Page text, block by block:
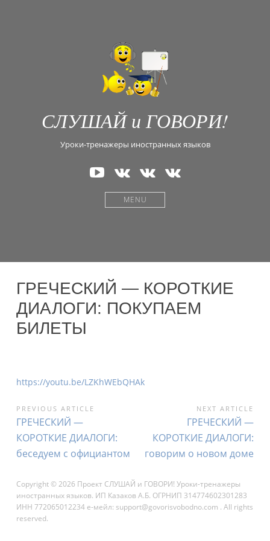
СЛУШАЙ и ГОВОРИ!
Уроки-тренажеры иностранных языков
Наш
канал
на
YouTube
В
Контакте
—
Английский
В
Контакте
—
Испанский
В
Контакте
MENU
ГРЕЧЕСКИЙ — КОРОТКИЕ
ДИАЛОГИ: ПОКУПАЕМ
БИЛЕТЫ
https://youtu.be/LZKhWEbQHAk
НАВИГАЦИЯ
ПО
ЗАПИСЯМ
PREVIOUS ARTICLE
Previous
Article:
ГРЕЧЕСКИЙ —
КОРОТКИЕ ДИАЛОГИ:
беседуем с официантом
NEXT ARTICLE
Next
Article:
ГРЕЧЕСКИЙ —
КОРОТКИЕ ДИАЛОГИ:
говорим о новом доме
Copyright © 2026 Проект СЛУШАЙ и ГОВОРИ! Уроки-тренажеры
иностранных языков. ИП Казаков А.Б. ОГРНИП 314774602301283
ИНН 772065012234 е-мейл: support@govorisvobodno.com . All rights
reserved.